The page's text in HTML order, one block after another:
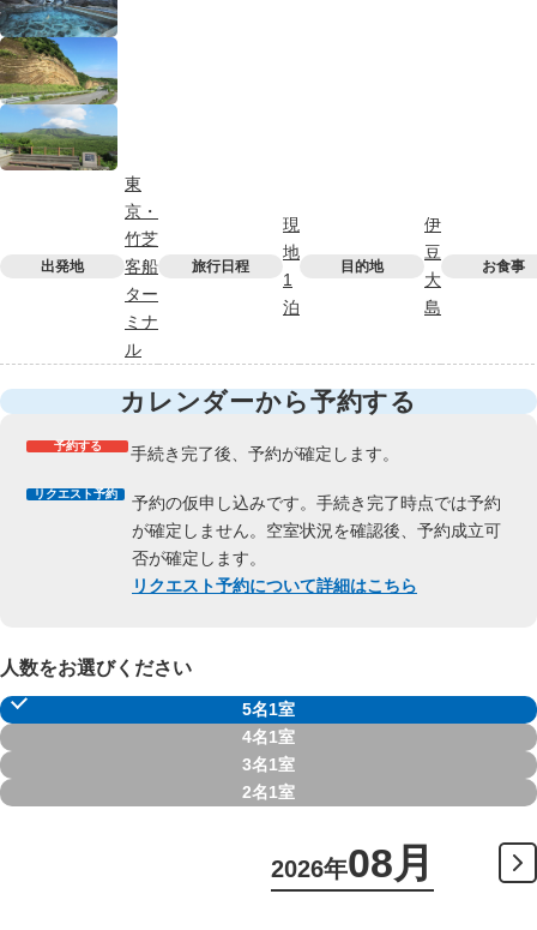
出発地
東
京・
竹芝
客船
ター
ミナ
ル
旅行日程
現
地
1
泊
目的地
伊
豆
大
島
お食事
カレンダーから予約する
予約する 手続き完了後、予約が確定します。
リクエスト予約
予約の仮申し込みです。手続き完了時点では予約
が確定しません。空室状況を確認後、予約成立可
否が確定します。
リクエスト予約について詳細はこちら
人数をお選びください
5名1室
4名1室
3名1室
2名1室
2026年08月